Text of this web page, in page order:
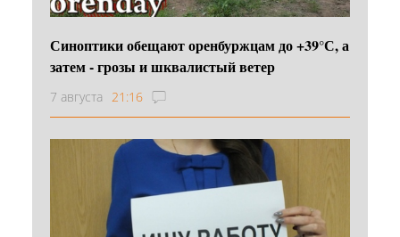
Синоптики обещают оренбуржцам до +39°С, а
затем - грозы и шквалистый ветер
7 августа 21:16